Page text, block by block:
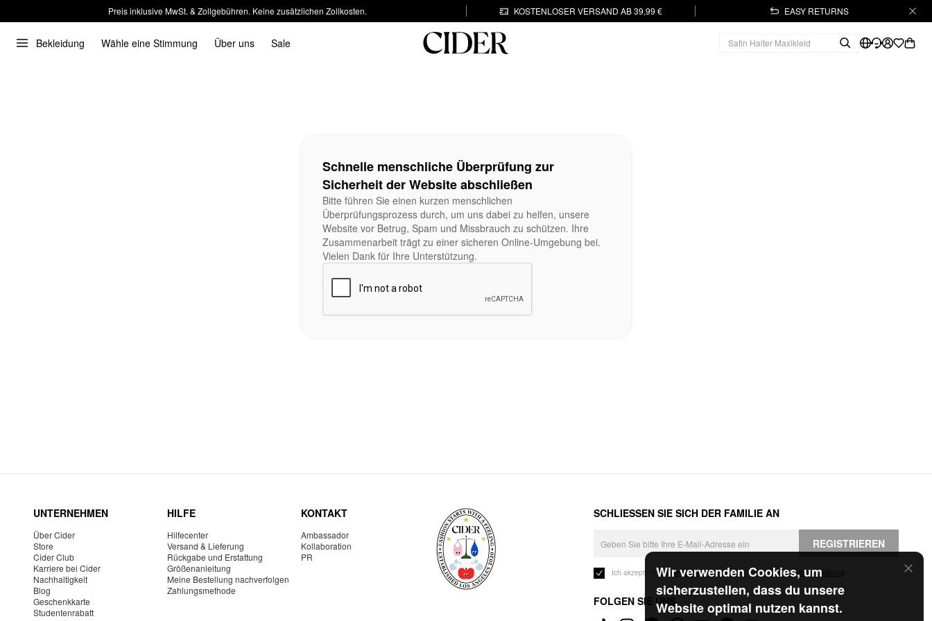
Preis inklusive MwSt. & Zollgebühren. Keine zusätzlichen Zollkosten. KOSTENLOSER VERSAND AB 39,99 € EASY RETURNS
Bekleidung Wähle eine Stimmung Über uns Sale
Wir verwenden Cookies, um
sicherzustellen, dass du unsere
Website optimal nutzen kannst.
Schnelle menschliche Überprüfung zur
Sicherheit der Website abschließen
Bitte führen Sie einen kurzen menschlichen
Überprüfungsprozess durch, um uns dabei zu helfen, unsere
Website vor Betrug, Spam und Missbrauch zu schützen. Ihre
Zusammenarbeit trägt zu einer sicheren Online-Umgebung bei.
Vielen Dank für Ihre Unterstützung.
UNTERNEHMEN
Über Cider
Store
Cider Club
Karriere bei Cider
Nachhaltigkeit
Blog
Geschenkkarte
Studentenrabatt
HILFE
Hilfecenter
Versand & Lieferung
Rückgabe und Erstattung
Größenanleitung
Meine Bestellung nachverfolgen
Zahlungsmethode
KONTAKT
Ambassador
Kollaboration
PR
SCHLIESSEN SIE SICH DER FAMILIE AN
REGISTRIEREN
Ich akzeptiere dieGeschäftsbedingungen und die Datenschutzerklärung
FOLGEN SIE UNS